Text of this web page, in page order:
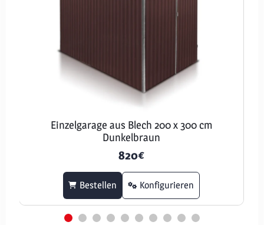
Einzelgarage aus Blech 200 x 300 cm
Dunkelbraun
820€
Konfigurieren
Bestellen